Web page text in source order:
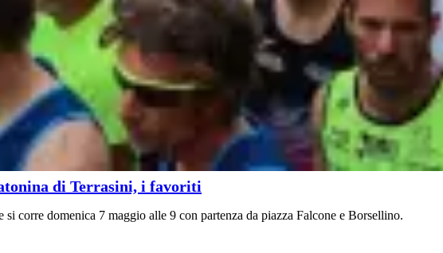
di Terrasini, i favoriti
corre domenica 7 maggio alle 9 con partenza da piazza Falcone e Borsellino.